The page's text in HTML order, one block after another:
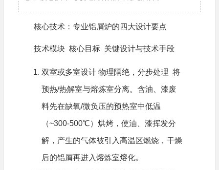
核心技术：专业铝屑炉的四大设计要点
技术模块 核心目标 关键设计与技术手段
双室或多室设计 物理隔绝，分步处理 将
预热/热解室与熔炼室分离。含油、漆废
料先在缺氧/微负压的预热室中低温
（~300-500℃）烘烤，使油、漆挥发分
解，产生的气体被引入高温区燃烧，干燥
后的铝屑再进入熔炼室熔化。